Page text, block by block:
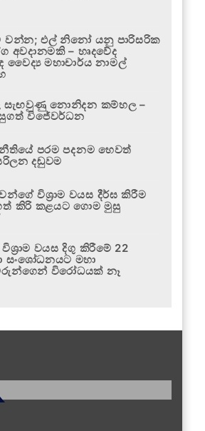
වන්න; එල් නිනෝ යනු පාරිසරික
අවදානමකි – හෘදවේද
වෛද්‍ය මහාචාර්ය නාමල්
සැඟවුණු නොනිදන කම්හල –
විජේවර්ධන
නීතියේ පරම පදනම හෙවත්
දඬුවම
විශ්‍රාම වයස දීර්ඝ කිරීම
කිරි කළයට ගොම මුසු
වයස දිගු කිරීමේ 22
සංශෝධනයට මහා
විරෝධයක් නෑ